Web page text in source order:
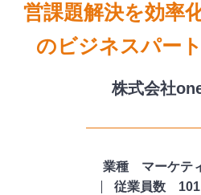
営課題解決を効率
のビジネスパー
株式会社
業種 マーケテ
従業員数 101